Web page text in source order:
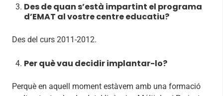
Des de quan s’està impartint el programa
d’EMAT al vostre centre educatiu?
Des del curs 2011-2012.
Per què vau decidir implantar-lo?
Perquè en aquell moment estàvem amb una formació